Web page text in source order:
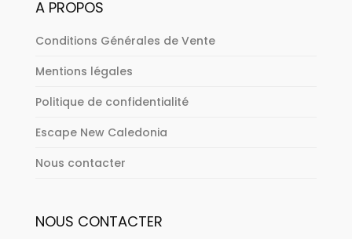
A PROPOS
Conditions Générales de Vente
Mentions légales
Politique de confidentialité
Escape New Caledonia
Nous contacter
NOUS CONTACTER